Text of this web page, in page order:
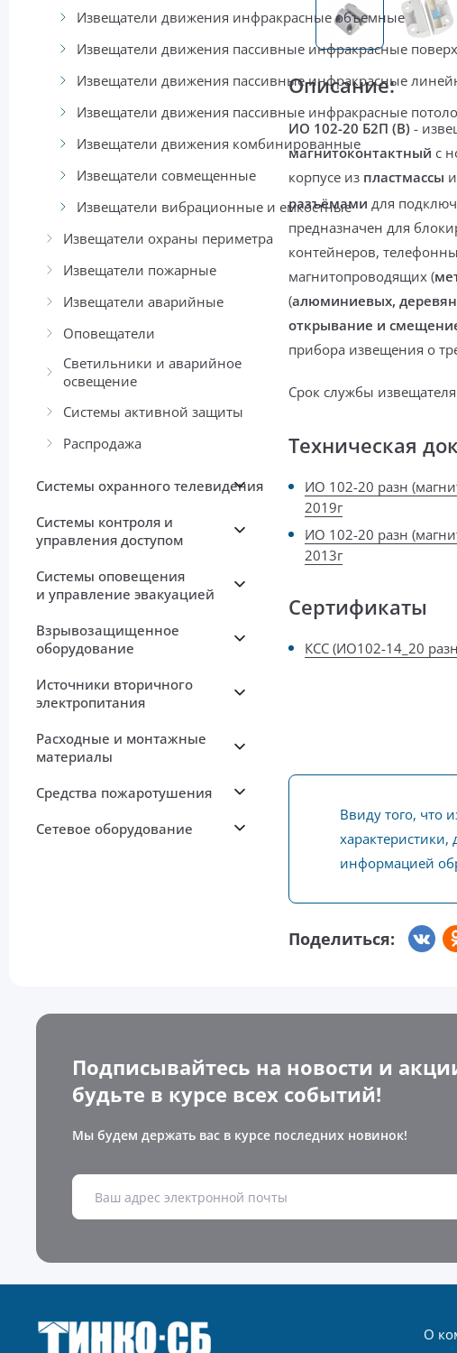
Описание:
ИО 102-20 Б2П (В) -
магнитоконтактный с
корпусе из пластмассы и
разъёмами для
предназначен для
контейнеров,
магнитопроводящих (
(алюминиевых,
открывание и
прибора извещения о
Срок службы
Техническая
ИО 102-20 разн
2019г
ИО 102-20 разн
2013г
Сертификаты
КСС (ИО102-14_20
Ввиду того, что
характеристики,
информацией
Поделиться:
Извещатели движения инфракрасные объемные
Извещатели движения пассивные инфракрасные
Извещатели движения пассивные инфракрасные
Извещатели движения пассивные инфракрасные
Извещатели движения комбинированные
Извещатели совмещенные
Извещатели вибрационные и емкостные
Извещатели охраны периметра
Извещатели пожарные
Извещатели аварийные
Оповещатели
Светильники и аварийное
освещение
Системы активной защиты
Распродажа
Системы охранного телевидения
Системы контроля и
управления доступом
Системы оповещения
и управление эвакуацией
Взрывозащищенное
оборудование
Источники вторичного
электропитания
Расходные и монтажные
материалы
Средства пожаротушения
Сетевое оборудование
Подписывайтесь на новости и
будьте в курсе всех событий!
Мы будем держать вас в курсе последних новинок!
О